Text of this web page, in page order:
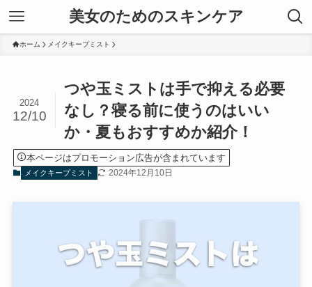
美女のためのスキンケア
ホーム メイクキープミスト
つや玉ミストは手で抑える必要
なし？寝る前に使うのはいい
か・夏もおすすめか紹介！
2024
12/10
本ページはプロモーション広告が含まれています
メイクキープミスト 2024年12月10日